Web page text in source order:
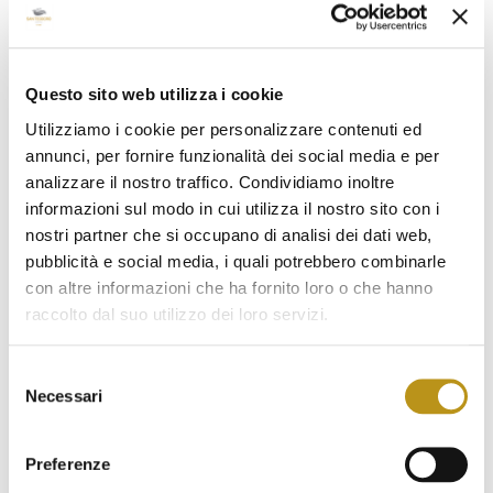
Questo sito web utilizza i cookie
Utilizziamo i cookie per personalizzare contenuti ed
annunci, per fornire funzionalità dei social media e per
analizzare il nostro traffico. Condividiamo inoltre
informazioni sul modo in cui utilizza il nostro sito con i
nostri partner che si occupano di analisi dei dati web,
pubblicità e social media, i quali potrebbero combinarle
con altre informazioni che ha fornito loro o che hanno
raccolto dal suo utilizzo dei loro servizi.
delNecessari
Preferenze
Ultime news
Hotel San Teodoro su Ville&Casali: il design
mediterraneo protagonista
Eventi Estate 2026 San Teodoro: concerti, festival
e cene gourmet
Piscina con Day Pass a San Teodoro: l’esperienza